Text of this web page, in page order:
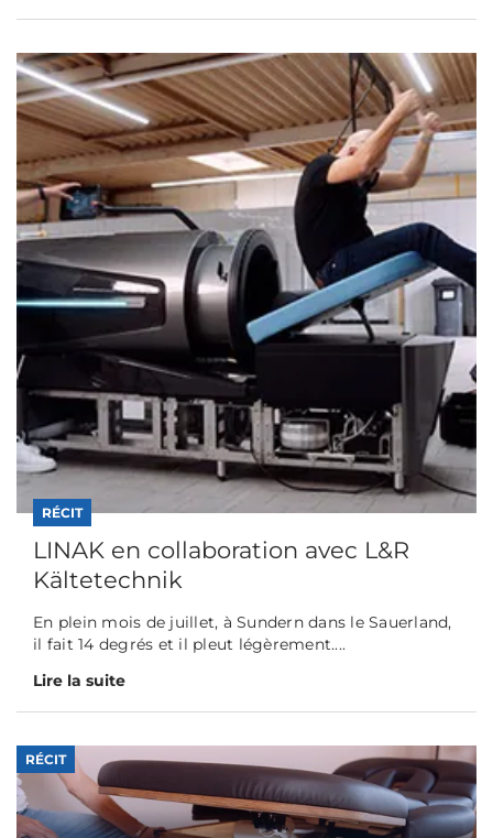
RÉCIT
LINAK en collaboration avec L&R
Kältetechnik
En plein mois de juillet, à Sundern dans le Sauerland,
il fait 14 degrés et il pleut légèrement....
Lire la suite
RÉCIT